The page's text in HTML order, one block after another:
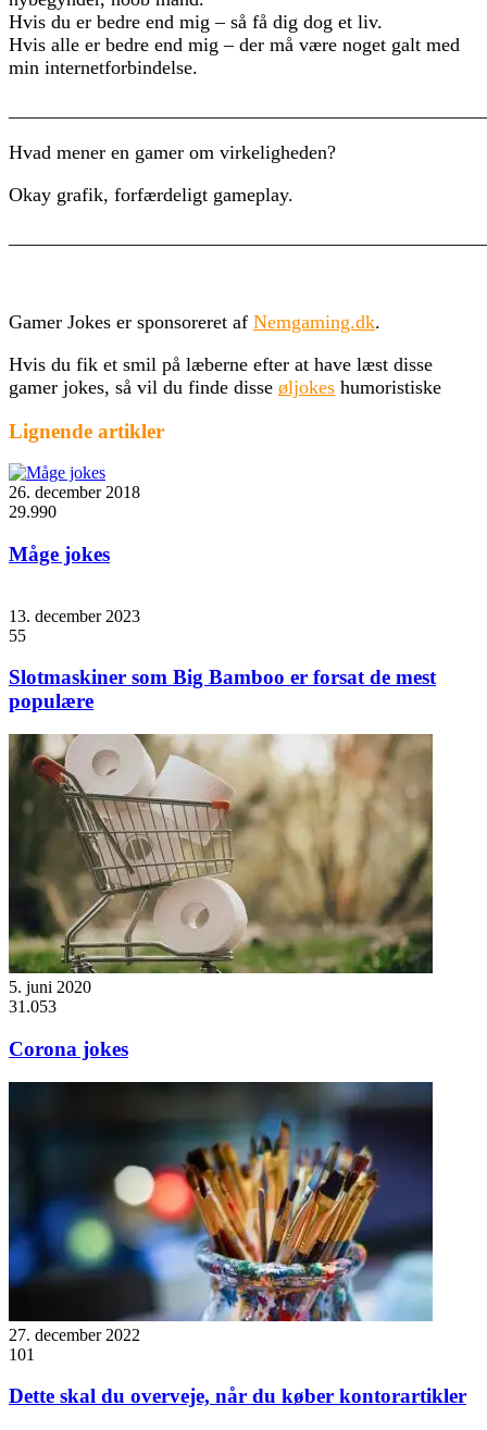
Hvis du er bedre end mig – så få dig dog et liv.
Hvis alle er bedre end mig – der må være noget galt med
min internetforbindelse.
Hvad mener en gamer om virkeligheden?
Okay grafik, forfærdeligt gameplay.
Gamer Jokes er sponsoreret af Nemgaming.dk.
Hvis du fik et smil på læberne efter at have læst disse
gamer jokes, så vil du finde disse øljokes humoristiske
Lignende artikler
26. december 2018
29.990
Måge jokes
13. december 2023
55
Slotmaskiner som Big Bamboo er forsat de mest
populære
5. juni 2020
31.053
Corona jokes
27. december 2022
101
Dette skal du overveje, når du køber kontorartikler